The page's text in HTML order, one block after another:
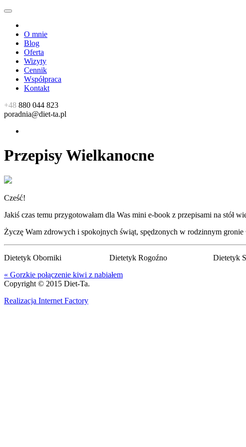
O mnie
Blog
Oferta
Wizyty
Cennik
Współpraca
Kontakt
+48 880 044 823
poradnia@diet-ta.pl
Przepisy Wielkanocne
Cześć!
Jakiś czas temu przygotowałam dla Was mini e-book z przepisami na stół
Życzę Wam zdrowych i spokojnych świąt, spędzonych w rodzinnym gronie
Dietetyk Oborniki Dietetyk Rogoźno Dietetyk
« Gorzkie połączenie kiwi z nabiałem
Copyright © 2015 Diet-Ta.
Realizacja Internet Factory